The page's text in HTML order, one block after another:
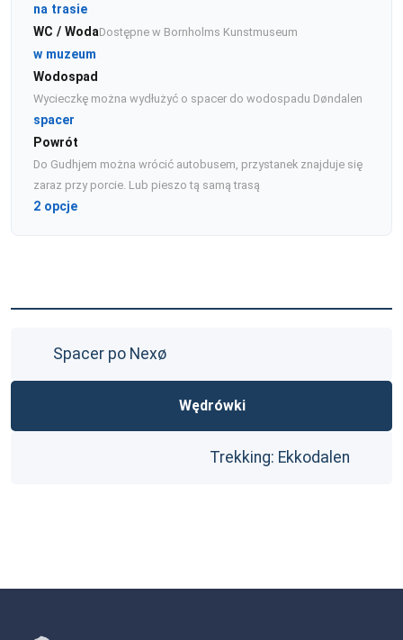
na trasie
WC / WodaDostępne w Bornholms Kunstmuseum
w muzeum
Wodospad
Wycieczkę można wydłużyć o spacer do wodospadu Døndalen
spacer
Powrót
Do Gudhjem można wrócić autobusem, przystanek znajduje się
zaraz przy porcie. Lub pieszo tą samą trasą
2 opcje
Spacer po Nexø
Wędrówki
Trekking: Ekkodalen